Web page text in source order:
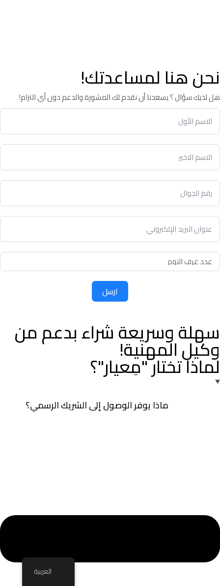
نحن هنا لمساعدتك!
هل لديك سؤال ؟ يسعدنا أن نقدم لك المشورة والدعم دون أي التزام!
ارسل
سهلة وسريعة شراء بدعم من
وكيل المهنية!
لماذا تختار "مِعيار"؟
ماذا يوفر الوصول إلى الشريك الرسمي؟
العربية